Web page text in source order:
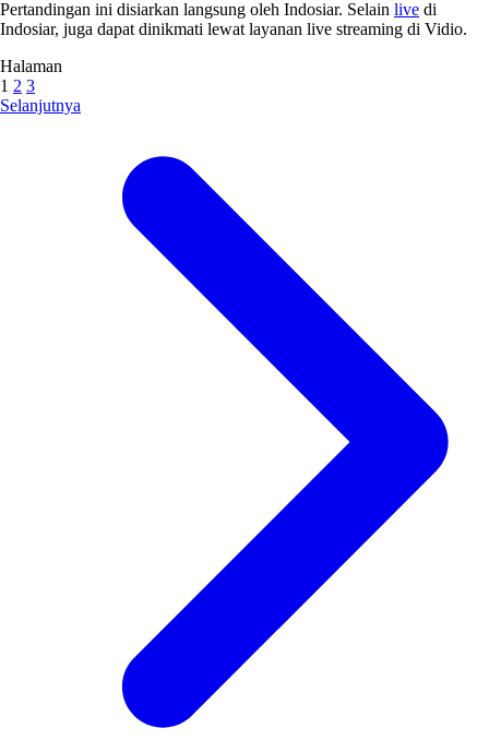
Pertandingan ini disiarkan langsung oleh Indosiar. Selain live di
Indosiar, juga dapat dinikmati lewat layanan live streaming di Vidio.
Halaman
1 2 3
Selanjutnya